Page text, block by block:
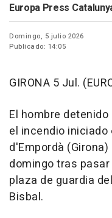
Europa Press
Domingo, 5 julio 2026
Publicado: 14:05
GIRONA 5 Jul.
El hombre
el incendio
d'Empordà
domingo tras
plaza de guardia
Bisbal.